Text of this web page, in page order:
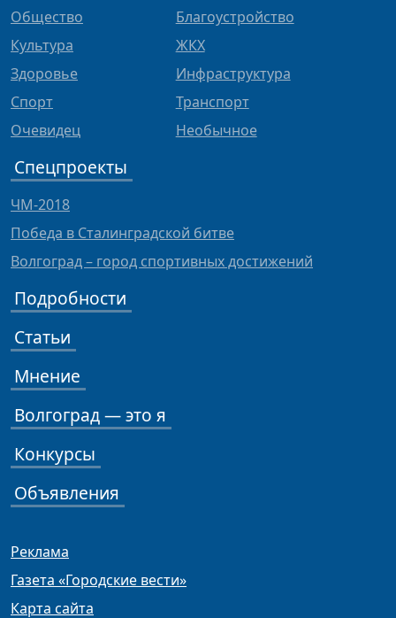
Общество
Культура
Здоровье
Спорт
Очевидец
Благоустройство
ЖКХ
Инфраструктура
Транспорт
Необычное
Спецпроекты
ЧМ-2018
Победа в Сталинградской битве
Волгоград – город спортивных достижений
Подробности
Статьи
Мнение
Волгоград — это я
Конкурсы
Объявления
Реклама
Газета «Городские вести»
Карта сайта